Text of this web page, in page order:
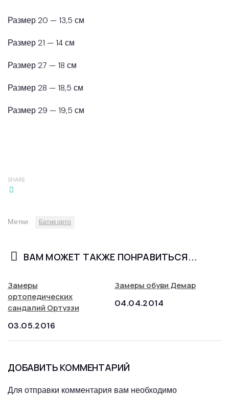
Размер 20 — 13,5 см
Размер 21 — 14 см
Размер 27 — 18 см
Размер 28 — 18,5 см
Размер 29 — 19,5 см
SHARE
Метки: Батик орто
ВАМ МОЖЕТ ТАКЖЕ ПОНРАВИТЬСЯ...
Замеры
ортопедических
сандалий Ортуззи
03.05.2016
Замеры обуви Демар
04.04.2014
ДОБАВИТЬ КОММЕНТАРИЙ
Для отправки комментария вам необходимо